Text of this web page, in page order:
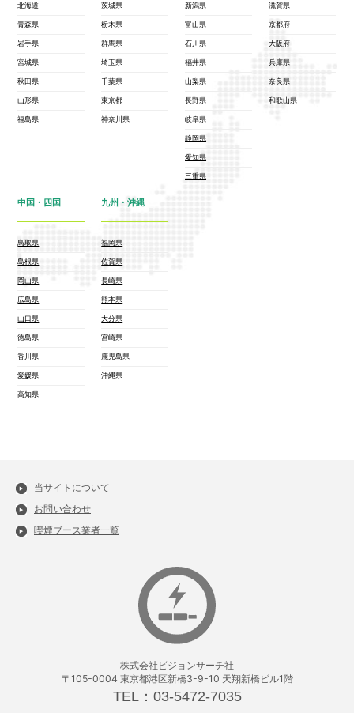
北海道
青森県
岩手県
宮城県
秋田県
山形県
福島県
茨城県
栃木県
群馬県
埼玉県
千葉県
東京都
神奈川県
新潟県
富山県
石川県
福井県
山梨県
長野県
岐阜県
静岡県
愛知県
三重県
滋賀県
京都府
大阪府
兵庫県
奈良県
和歌山県
中国・四国
鳥取県
島根県
岡山県
広島県
山口県
徳島県
香川県
愛媛県
高知県
九州・沖縄
福岡県
佐賀県
長崎県
熊本県
大分県
宮崎県
鹿児島県
沖縄県
当サイトについて
お問い合わせ
喫煙ブース業者一覧
株式会社ビジョンサーチ社
〒105-0004 東京都港区新橋3-9-10 天翔新橋ビル1階
TEL：03-5472-7035